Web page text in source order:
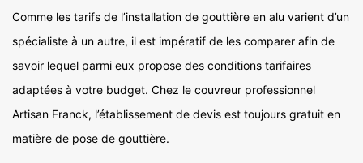
Comme les tarifs de l’installation de gouttière en alu varient d’un
spécialiste à un autre, il est impératif de les comparer afin de
savoir lequel parmi eux propose des conditions tarifaires
adaptées à votre budget. Chez le couvreur professionnel
Artisan Franck, l’établissement de devis est toujours gratuit en
matière de pose de gouttière.